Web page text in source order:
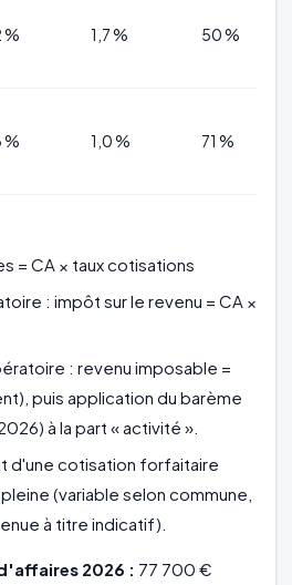
% 1,7 % 50 %
% 1,0 % 71 %
= CA × taux cotisations
: impôt sur le revenu = CA ×
: revenu imposable =
puis application du barème
à la part « activité ».
d'une cotisation forfaitaire
(variable selon commune,
à titre indicatif).
2026 : 77 700 €